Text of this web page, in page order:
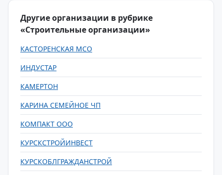
Другие организации в рубрике
«Строительные организации»
КАСТОРЕНСКАЯ МСО
ИНДУСТАР
КАМЕРТОН
КАРИНА СЕМЕЙНОЕ ЧП
КОМПАКТ ООО
КУРСКСТРОЙИНВЕСТ
КУРСКОБЛГРАЖДАНСТРОЙ